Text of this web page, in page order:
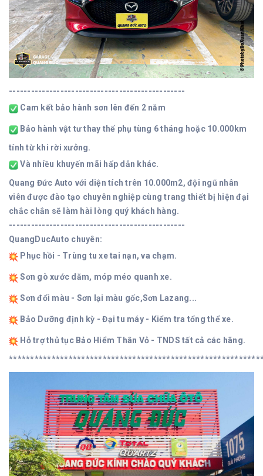
------------------------------------------------
Cam kết bảo hành sơn lên đến 2 năm
Bảo hành vật tư thay thế phụ tùng 6 tháng hoặc 10.000km
tính từ khi rời xưởng.
Và nhiều khuyến mãi hấp dẫn khác.
Quang Đức Auto với diện tích trên 10.000m2, đội ngũ nhân
viên được đào tạo chuyên nghiệp cùng trang thiết bị hiện đại
chắc chắn sẽ làm hài lòng quý khách hàng.
------------------------------------------------
QuangDucAuto chuyên:
Phục hồi - Trùng tu xe tai nạn, va chạm.
Sơn gò xước dăm, móp méo quanh xe.
Sơn đổi màu - Sơn lại màu gốc,Sơn Lazang...
Bảo Dưỡng định kỳ - Đại tu máy - Kiểm tra tổng thể xe.
Hỗ trợ thủ tục Bảo Hiểm Thân Vỏ - TNDS tất cả các hãng.